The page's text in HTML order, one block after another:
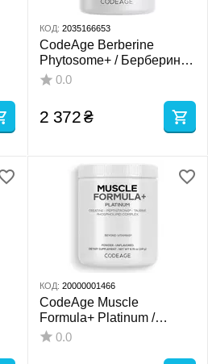
КОД: 2035166653
CodeAge Berberine
Phytosome+ / Берберин
HCL и альфа-липоевая
0.0
2 372₴
КОД: 20000001466
CodeAge Muscle
Formula+ Platinum /
Комплекс для підтримки
0.0